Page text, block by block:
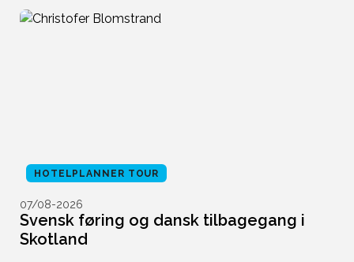
HOTELPLANNER TOUR
07/08-2026
Svensk føring og dansk tilbagegang i
Skotland